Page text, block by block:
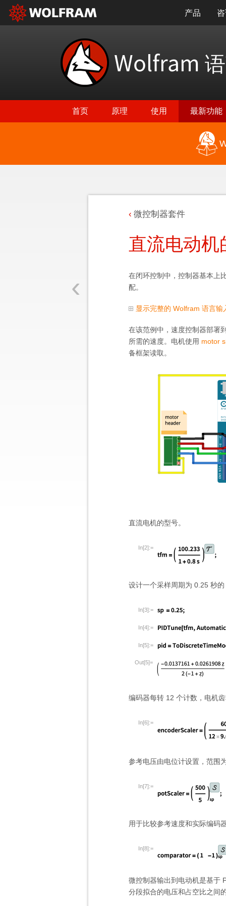
产品
Wolfram
首页 原理 使用 最新功能
‹
微控制器套件
直流电动机
在闭环控制中，控制器基本上
配。
显示完整的 Wolfram 语言输
在该范例中，速度控制器部署
所需的速度。电机使用 motor
备框架读取。
直流电机的型号。
In[2]:=
设计一个采样周期为 0.25 秒
In[3]:=
In[4]:=
In[5]:=
Out[5]=
编码器每转 12 个计数，电机
In[6]:=
参考电压由电位计设置，范围
In[7]:=
用于比较参考速度和实际编码
In[8]:=
微控制器输出到电动机是基于
分段拟合的电压和占空比之间